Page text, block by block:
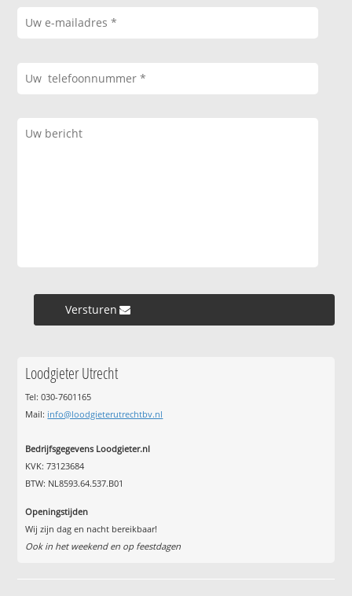
Versturen »
Loodgieter Utrecht
Tel: 030-7601165
Mail: info@loodgieterutrechtbv.nl
Bedrijfsgegevens Loodgieter.nl
KVK: 73123684
BTW: NL8593.64.537.B01
Openingstijden
Wij zijn dag en nacht bereikbaar!
Ook in het weekend en op feestdagen